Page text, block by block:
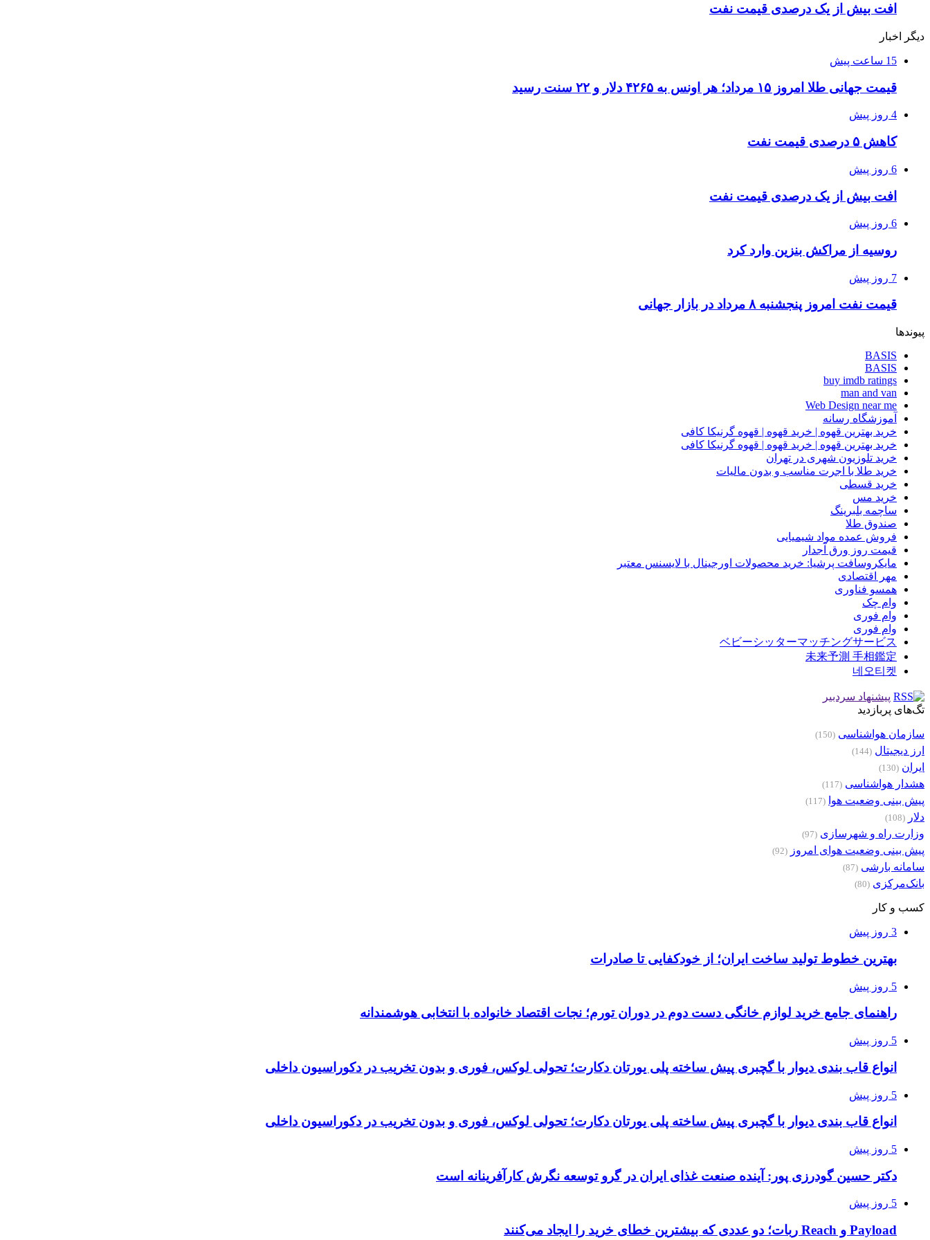
افت بیش از یک درصدی قیمت نفت
دیگر اخبار
15 ساعت پیش
قیمت جهانی طلا امروز ۱۵ مرداد؛ هر اونس به ۴۲۶۵ دلار و ۲۲ سنت رسید
4 روز پیش
کاهش ۵ درصدی قیمت نفت
6 روز پیش
افت بیش از یک درصدی قیمت نفت
6 روز پیش
روسیه از مراکش بنزین وارد کرد
7 روز پیش
قیمت نفت امروز پنجشنبه ۸ مرداد در بازار جهانی
پیوندها
BASIS
BASIS
buy imdb ratings
man and van
Web Design near me
آموزشگاه رسانه
خرید بهترین قهوه | خرید قهوه | قهوه گرنیکا کافی
خرید بهترین قهوه | خرید قهوه | قهوه گرنیکا کافی
خرید تلوزیون شهری در تهران
خرید طلا با اجرت مناسب و بدون مالیات
خرید قسطی
خرید مس
ساچمه بلبرینگ
صندوق طلا
فروش عمده مواد شیمیایی
قیمت روز ورق آجدار
مایکروسافت پرشیا: خرید محصولات اورجینال با لایسنس معتبر
مهر اقتصادی
همسو فناوری
وام چک
وام فوری
وام فوری
ベビーシッターマッチングサービス
未来予測 手相鑑定
네오티켓
پیشنهاد سردبیر
تگ‌های پربازدید
سازمان هواشناسی (150)
ارز دیجیتال (144)
ایران (130)
هشدار هواشناسی (117)
پیش بینی وضعیت هوا (117)
دلار (108)
وزارت راه و شهرسازی (97)
پیش بینی وضعیت هوای امروز (92)
سامانه بارشی (87)
بانک‌مرکزی (80)
کسب و کار
3 روز پیش
بهترین خطوط تولید ساخت ایران؛ از خودکفایی تا صادرات
5 روز پیش
راهنمای جامع خرید لوازم خانگی دست دوم در دوران تورم؛ نجات اقتصاد خانواده با انتخابی هوشمندانه
5 روز پیش
انواع قاب بندی دیوار با گچبری پیش ساخته پلی یورتان دکارت؛ تحولی لوکس، فوری و بدون تخریب در دکوراسیون داخلی
5 روز پیش
انواع قاب بندی دیوار با گچبری پیش ساخته پلی یورتان دکارت؛ تحولی لوکس، فوری و بدون تخریب در دکوراسیون داخلی
5 روز پیش
دکتر حسین گودرزی پور: آینده صنعت غذای ایران در گرو توسعه نگرش کارآفرینانه است
5 روز پیش
Payload و Reach ربات؛ دو عددی که بیشترین خطای خرید را ایجاد می‌کنند